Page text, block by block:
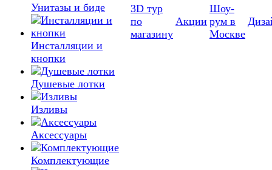
Унитазы и биде
Инсталляции и
кнопки
Душевые лотки
Изливы
Аксессуары
Комплектующие
3D тур
по
магазину
Акции
Шоу-
рум в
Москве